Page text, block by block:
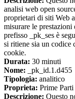
analisi web open
proprietari di siti Web
misurare le
prefisso _pk_ses è
si ritiene sia un
cookie.
Durata: 30 minuti
Nome: _pk_id.1.d455
Tipologia: analitico
Proprieta: Prime Parti
Descrizione: Questo